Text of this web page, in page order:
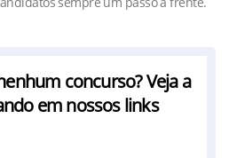
concurso? Veja a
em nossos links